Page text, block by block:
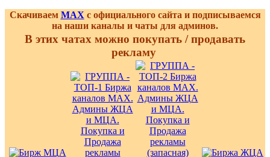
Скачиваем MAXс официального сайта и подписываемся
на наши каналы и чаты для админов.
В этих чатах можно покупать / продавать
рекламу